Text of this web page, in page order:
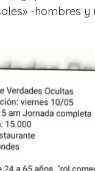
-hombres y